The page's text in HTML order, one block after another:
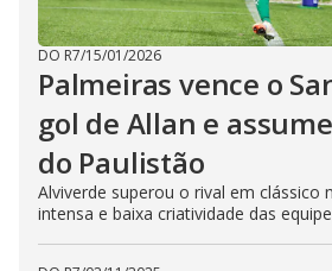
DO R7/15/01/2026
Palmeiras vence o
gol de Allan e
do Paulistão
Alviverde superou o rival em clássico
intensa e baixa criatividade das